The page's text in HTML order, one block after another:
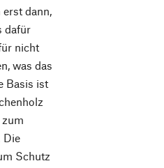
dann,
dafür
nicht
was das
Basis ist
Die
Schutz